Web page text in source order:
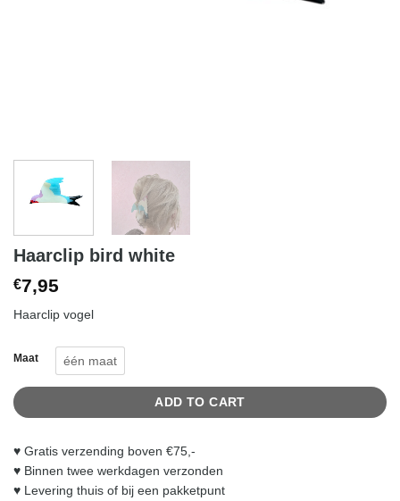
Haarclip bird white
€7,95
Haarclip vogel
Maat één maat
ADD TO CART
♥︎ Gratis verzending boven €75,-
♥︎ Binnen twee werkdagen verzonden
♥︎ Levering thuis of bij een pakketpunt